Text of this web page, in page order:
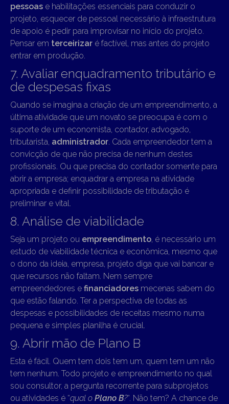
pessoas e habilitações essenciais para conduzir o
projeto, esquecer de pessoal necessário à infraestrutura
de apoio é pedir para improvisar no início do projeto.
Pensar em terceirizar é factível, mas antes do projeto
entrar em produção.
7. Avaliar enquadramento tributário e
de despesas fixas
Quando se imagina a criação de um empreendimento, a
última atividade que um novato se preocupa é com o
suporte de um economista, contador, advogado,
tributarista, administrador. Cada empreendedor tem a
convicção de que não precisa de nenhum destes
profissionais. Ou que precisa do contador somente para
abrir a empresa; enquadrar a empresa na atividade
apropriada e definir possibilidade de tributação é
preliminar e vital.
8. Análise de viabilidade
Seja um projeto ou empreendimento, é necessário um
estudo de viabilidade técnica e econômica, mesmo que
o dono da ideia, empresa, projeto diga que vai bancar e
que recursos não faltam. Nem sempre
empreendedores e financiadores mecenas sabem do
que estão falando. Ter a perspectiva de todas as
despesas e possibilidades de receitas mesmo numa
pequena e simples planilha é crucial.
9. Abrir mão de Plano B
Esta é fácil. Quem tem dois tem um, quem tem um não
tem nenhum. Todo projeto e empreendimento no qual
sou consultor, a pergunta recorrente para subprojetos
ou atividades é “qual o Plano B?“. Não tem? A chance de